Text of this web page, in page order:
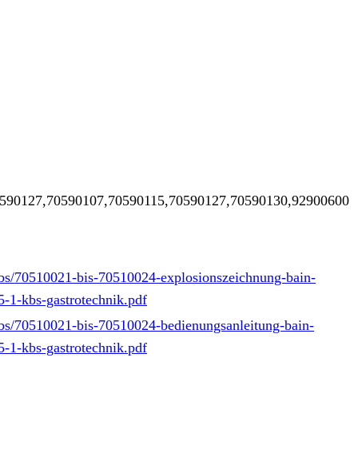
70510021-bis-70510024-explosionszeichnung-bain-
1-kbs-gastrotechnik.pdf
70510021-bis-70510024-bedienungsanleitung-bain-
1-kbs-gastrotechnik.pdf